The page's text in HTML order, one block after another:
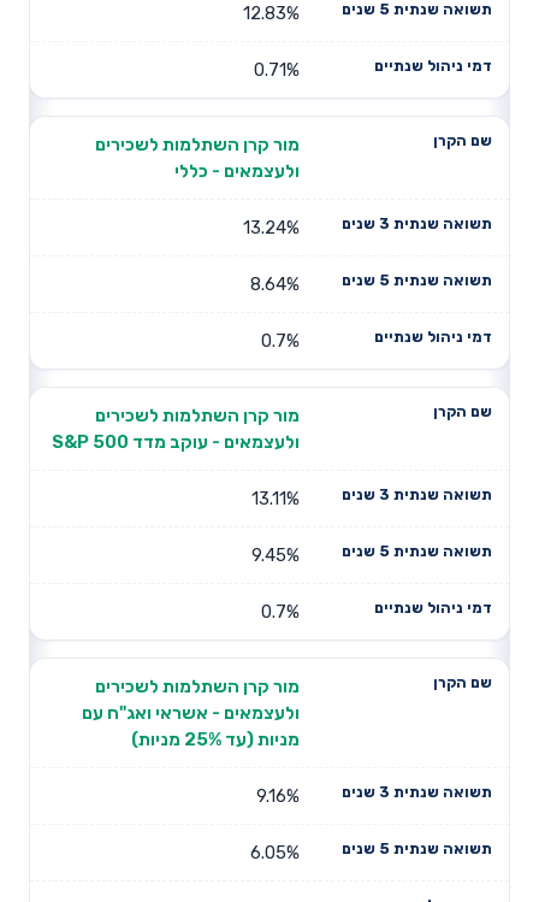
12.83%
0.71%
מור קרן השתלמות לשכירים
ולעצמאים - כללי
13.24%
8.64%
0.7%
מור קרן השתלמות לשכירים
ולעצמאים - עוקב מדד S&P 500
13.11%
9.45%
0.7%
מור קרן השתלמות לשכירים
ולעצמאים - אשראי ואג"ח עם
מניות (עד 25% מניות)
9.16%
6.05%